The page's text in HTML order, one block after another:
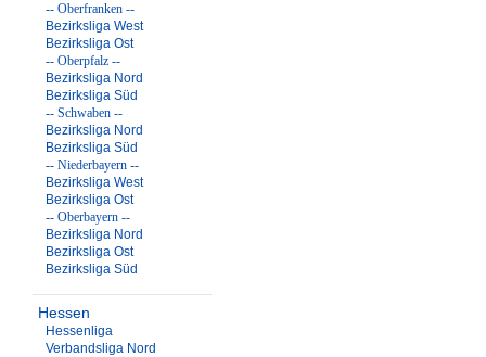
-- Oberfranken --
Bezirksliga West
Bezirksliga Ost
-- Oberpfalz --
Bezirksliga Nord
Bezirksliga Süd
-- Schwaben --
Bezirksliga Nord
Bezirksliga Süd
-- Niederbayern --
Bezirksliga West
Bezirksliga Ost
-- Oberbayern --
Bezirksliga Nord
Bezirksliga Ost
Bezirksliga Süd
Hessen
Hessenliga
Verbandsliga Nord